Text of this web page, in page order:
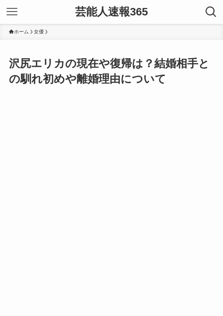
芸能人速報365
ホーム 女優
沢尻エリカの現在や復帰は？結婚相手と
の馴れ初めや離婚理由について